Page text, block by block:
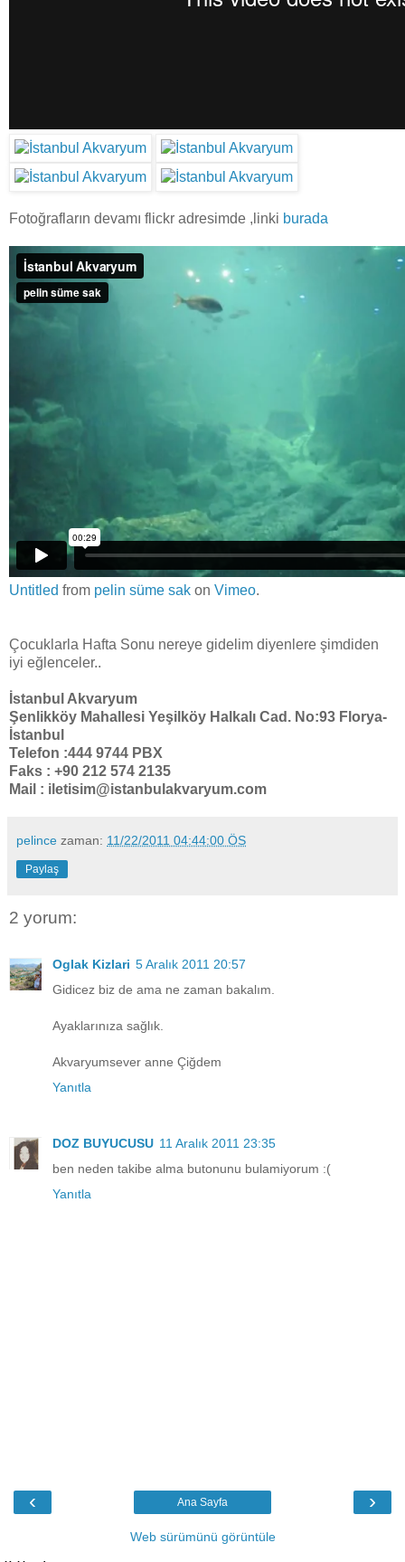
Fotoğrafların devamı flickr adresimde ,linki burada
Untitled from pelin süme sak on Vimeo.
Çocuklarla Hafta Sonu nereye gidelim diyenlere şimdiden
iyi eğlenceler..
İstanbul Akvaryum
Şenlikköy Mahallesi Yeşilköy Halkalı Cad. No:93 Florya-
İstanbul
Telefon :444 9744 PBX
Faks : +90 212 574 2135
Mail : iletisim@istanbulakvaryum.com
pelince zaman: 11/22/2011 04:44:00 ÖS
Paylaş
2 yorum:
Oglak Kizlari 5 Aralık 2011 20:57
Gidicez biz de ama ne zaman bakalım.
Ayaklarınıza sağlık.
Akvaryumsever anne Çiğdem
Yanıtla
DOZ BUYUCUSU 11 Aralık 2011 23:35
ben neden takibe alma butonunu bulamiyorum :(
Yanıtla
‹ ›
Ana Sayfa
Web sürümünü görüntüle